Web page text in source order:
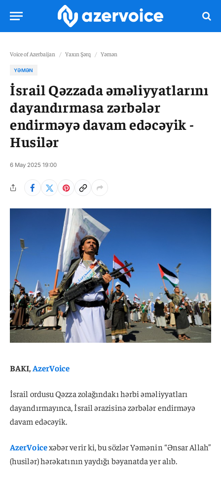
Voice of Azerbaijan / Yaxın Şərq / Yəmən
YƏMƏN
İsrail Qəzzada əməliyyatlarını
dayandırmasa zərbələr
endirməyə davam edəcəyik -
Husilər
6 May 2025 19:00
BAKI,AzerVoice
İsrail ordusu Qəzza zolağındakı hərbi əməliyyatları
dayandırmayınca, İsrail ərazisinə zərbələr endirməyə
davam edəcəyik.
AzerVoicexəbər verir ki, bu sözlər Yəmənin “Ənsar Allah”
(husilər) hərəkatının yaydığı bəyanatda yer alıb.